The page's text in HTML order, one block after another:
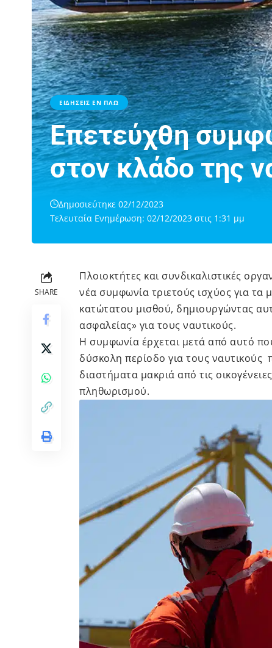
ΕΙΔΗΣΕΙΣ ΕΝ ΠΛΩ
Επετεύχθη
στον κλάδο της
Τελευταία Ενημέρωση: 02/12/2023 στις 1:31 μμ
Δημοσιεύτηκε 02/12/2023
SHARE
Πλοιοκτήτες και συνδικαλιστικές
νέα συμφωνία τριετούς ισχύος για τα
κατώτατου μισθού, δημιουργώντας
ασφαλείας» για τους ναυτικούς.
Η συμφωνία έρχεται μετά από αυτό
δύσκολη περίοδο για τους
διαστήματα μακριά από τις
πληθωρισμού.